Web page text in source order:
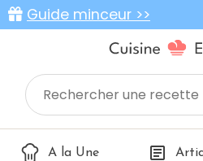
Guide minceur >>
A la Une